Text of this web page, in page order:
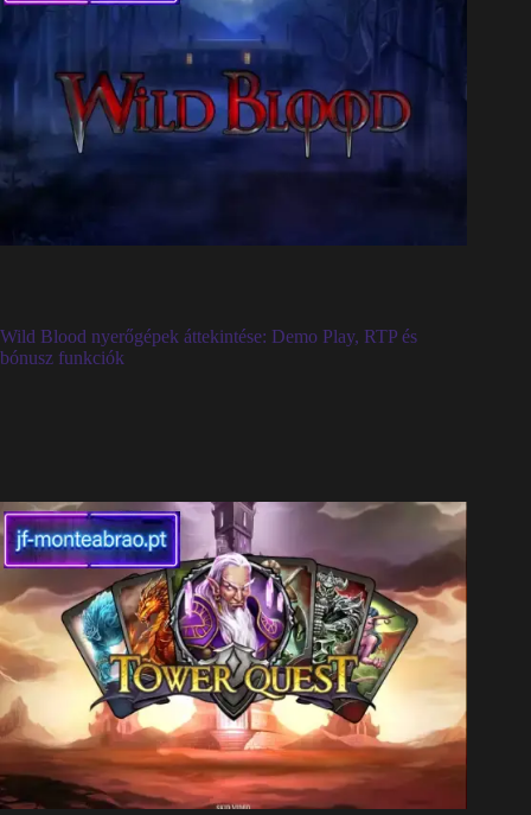
Wild Blood nyerőgépek áttekintése: Demo Play, RTP és
bónusz funkciók